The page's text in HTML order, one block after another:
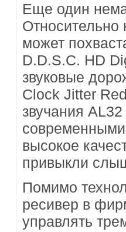
Еще один
может
D.D.S.C. HD
звуковые
Clock Jitter
звучания
высокое
привыкли
Помимо
ресивер в
управлять